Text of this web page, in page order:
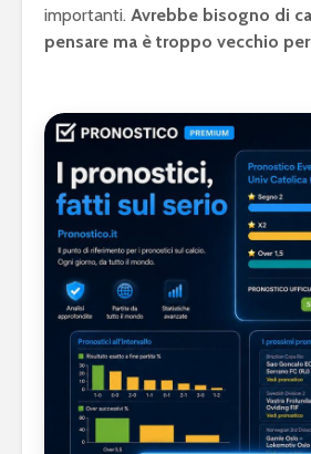
importanti. Avrebbe bisogno di
pensare ma è troppo vecchio